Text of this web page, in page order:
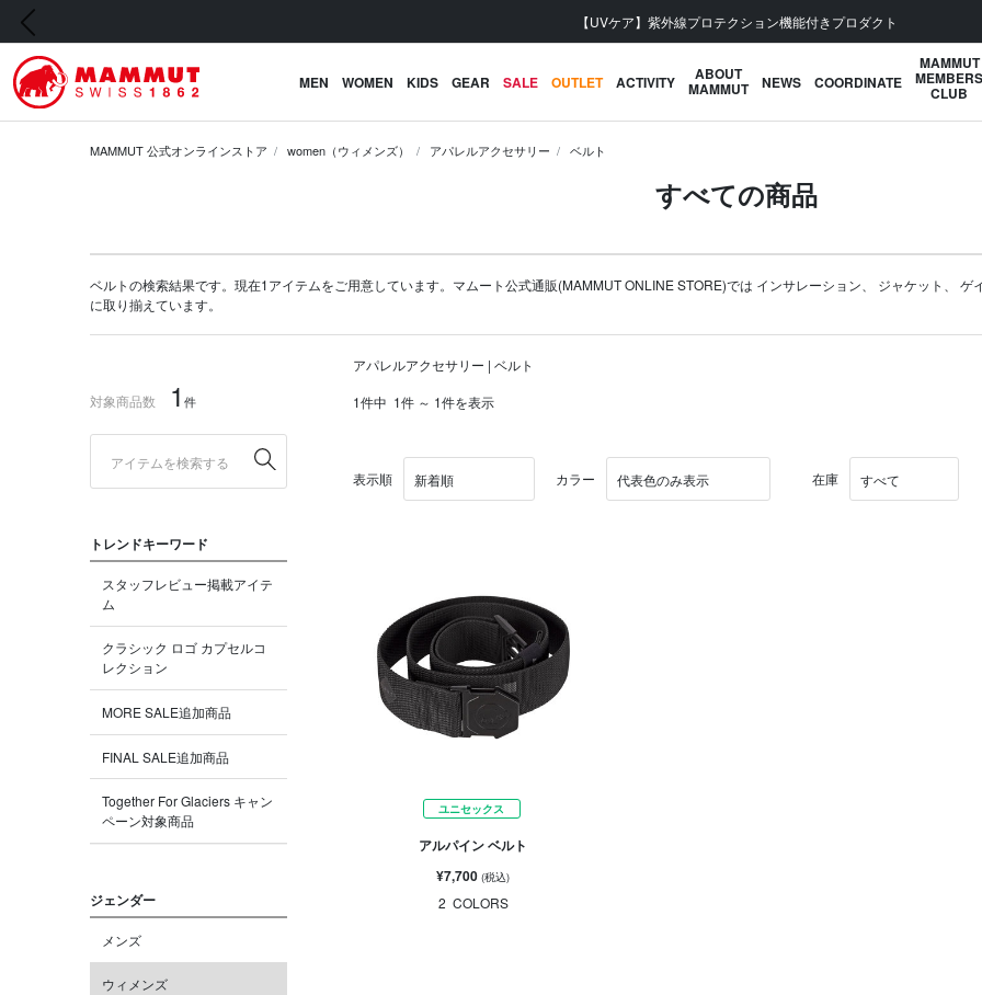
【UVケア】紫外線プロテクション機能付きプロダクト
前の画像
MEN WOMEN KIDS GEAR SALE OUTLET ACTIVITY ABOUT
MAMMUT NEWS COORDINATE
MAMMUT
MEMBERS
CLUB
MAMMUT 公式オンラインストア women（ウィメンズ） アパレルアクセサリー ベルト
すべての商品
ベルトの検索結果です。現在1アイテムをご用意しています。マムート公式通販(MAMMUT ONLINE STORE)では インサレーション ジャケット
ゲ
に取り揃えています。
対象商品数 1 件
トレンドキーワード
スタッフレビュー掲載アイテ
ム
クラシック ロゴ カプセルコ
レクション
MORE SALE追加商品
FINAL SALE追加商品
Together For Glaciers キャン
ペーン対象商品
ジェンダー
メンズ
ウィメンズ
アパレルアクセサリー | ベルト
1件中 1件 ～ 1件を表示
表示順 カラー 在庫
ユニセックス
アルパイン ベルト
¥7,700(税込)
2 COLORS